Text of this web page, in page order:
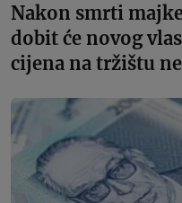
Nakon smrti
dobit će novog
cijena na tržištu